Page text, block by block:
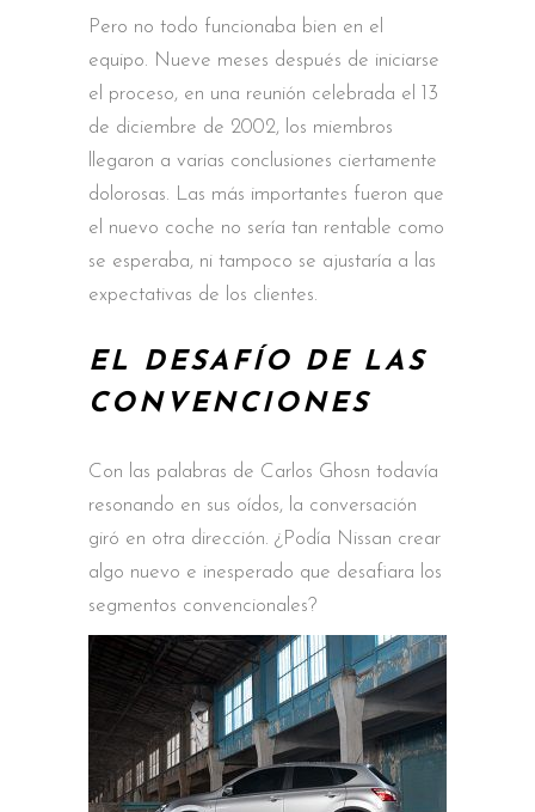
Pero no todo funcionaba bien en el
equipo. Nueve meses después de iniciarse
el proceso, en una reunión celebrada el 13
de diciembre de 2002, los miembros
llegaron a varias conclusiones ciertamente
dolorosas. Las más importantes fueron que
el nuevo coche no sería tan rentable como
se esperaba, ni tampoco se ajustaría a las
expectativas de los clientes.
EL DESAFÍO DE LAS
CONVENCIONES
Con las palabras de Carlos Ghosn todavía
resonando en sus oídos, la conversación
giró en otra dirección. ¿Podía Nissan crear
algo nuevo e inesperado que desafiara los
segmentos convencionales?